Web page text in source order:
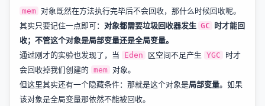
mem 对象既然在方法执行完毕后不会回收，那什么时候回收呢。
其实只要记住一点即可： 对象都需要垃圾回收器发生 GC 时才能回
收；不管这个对象是局部变量还是全局变量。
通过刚才的实验也发现了，当
Eden 区空间不足产生 YGC
时才
会回收掉我们创建的 mem 对象。
但这里其实还有一个隐藏条件：那就是这个对象是局部变量。如果
该对象是全局变量那依然不能被回收。